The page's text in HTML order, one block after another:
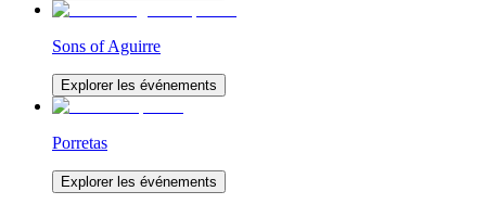
Sons of Aguirre
Explorer les événements
Porretas
Explorer les événements